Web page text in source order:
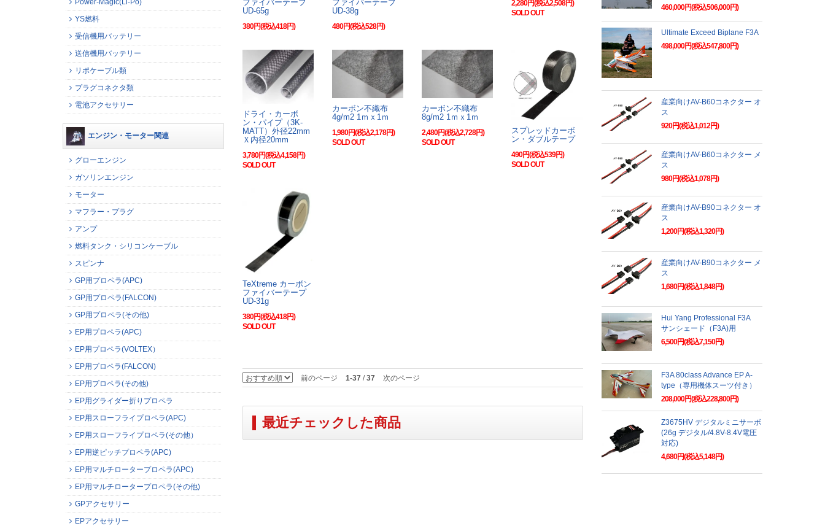
ファイバーテープ
UD-65g
380円(税込418円)
ファイバーテープ
UD-38g
480円(税込528円)
2,280円(税込2,508円)
SOLD OUT
ドライ・カーボ
ン・パイプ（3K-
MATT）外径22mm
Ｘ内径20mm
3,780円(税込4,158円)
SOLD OUT
カーボン不織布
4g/m2 1ｍｘ1ｍ
1,980円(税込2,178円)
SOLD OUT
カーボン不織布
8g/m2 1ｍｘ1ｍ
2,480円(税込2,728円)
SOLD OUT
スプレッドカーボ
ン・ダブルテープ
490円(税込539円)
SOLD OUT
TeXtreme カーボン
ファイバーテープ
UD-31g
380円(税込418円)
SOLD OUT
前のページ 1-37 /37 次のページ
最近チェックした商品
Power-Magic(Li-Po)
YS燃料
受信機用バッテリー
送信機用バッテリー
リポケーブル類
プラグコネクタ類
電池アクセサリー
エンジン・モーター関連
グローエンジン
ガソリンエンジン
モーター
マフラー・プラグ
アンプ
燃料タンク・シリコンケーブル
スピンナ
GP用プロペラ(APC)
GP用プロペラ(FALCON)
GP用プロペラ(その他)
EP用プロペラ(APC)
EP用プロペラ(VOLTEX）
EP用プロペラ(FALCON)
EP用プロペラ(その他)
EP用グライダー折りプロペラ
EP用スローフライプロペラ(APC)
EP用スローフライプロペラ(その他）
EP用逆ピッチプロペラ(APC)
EP用マルチロータープロペラ(APC)
EP用マルチロータープロペラ(その他)
GPアクセサリー
EPアクセサリー
460,000円(税込506,000円)
Ultimate Exceed Biplane F3A
498,000円(税込547,800円)
産業向けAV-B60コネクター オ
ス
920円(税込1,012円)
産業向けAV-B60コネクター メ
ス
980円(税込1,078円)
産業向けAV-B90コネクター オ
ス
1,200円(税込1,320円)
産業向けAV-B90コネクター メ
ス
1,680円(税込1,848円)
Hui Yang Professional F3A
サンシェード（F3A)用
6,500円(税込7,150円)
F3A 80class Advance EP A-
type（専用機体スーツ付き）
208,000円(税込228,800円)
Z3675HV デジタルミニサーボ
(26g デジタル/4.8V-8.4V電圧
対応)
4,680円(税込5,148円)